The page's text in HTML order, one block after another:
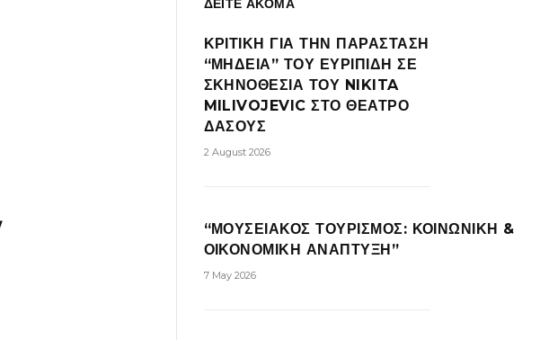
ΔΕΙΤΕ ΑΚΟΜΑ
ΚΡΙΤΙΚΗ ΓΙΑ ΤΗΝ ΠΑΡΑΣΤΑΣΗ
“ΜΗΔΕΙΑ” ΤΟΥ ΕΥΡΙΠΙΔΗ ΣΕ
ΣΚΗΝΟΘΕΣΙΑ ΤΟΥ NIKITA
MILIVOJEVIC ΣΤΟ ΘΕΑΤΡΟ
ΔΑΣΟΥΣ
2 August 2026
“ΜΟΥΣΕΙΑΚΟΣ ΤΟΥΡΙΣΜΟΣ: ΚΟΙΝΩΝΙΚΗ &
ΟΙΚΟΝΟΜΙΚΗ ΑΝΑΠΤΥΞΗ”
7 May 2026